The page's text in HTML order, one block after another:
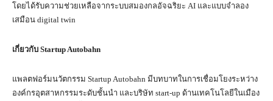
โดยได้รับความช่วยเหลือจากระบบสมองกลอัจฉริยะ AI และแบบจำลอง
เสมือน digital twin
เกี่ยวกับ Startup Autobahn
แพลตฟอร์มนวัตกรรม Startup Autobahn มีบทบาทในการเชื่อมโยงระหว่าง
องค์กรอุตสาหกรรมระดับชั้นนำ และบริษัท start-up ด้านเทคโนโลยีในเมือง